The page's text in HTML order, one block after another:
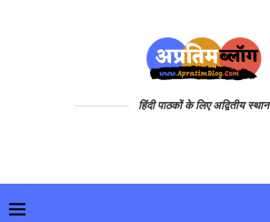
हिंदी पाठकों के लिए अद्वितीय स्थान